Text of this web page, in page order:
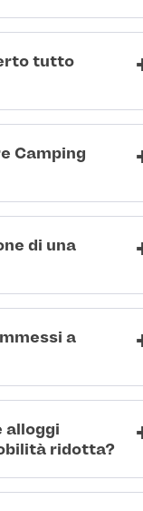
tutto
Camping
di una
a
alloggi
ridotta?